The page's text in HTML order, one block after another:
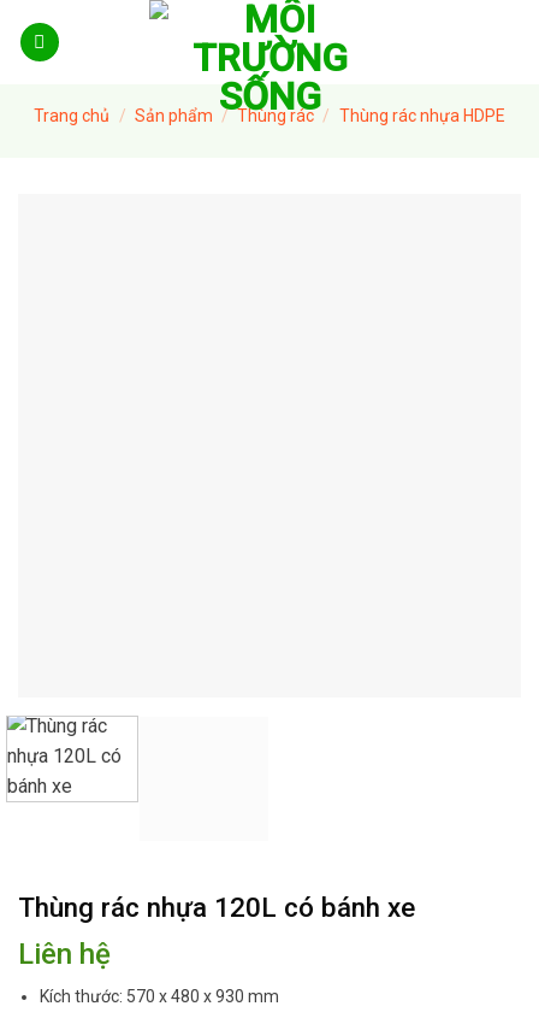
Trang chủ / Sản phẩm / Thùng rác / Thùng rác nhựa HDPE
Thùng rác nhựa 120L có bánh xe
Liên hệ
Kích thước: 570 x 480 x 930 mm